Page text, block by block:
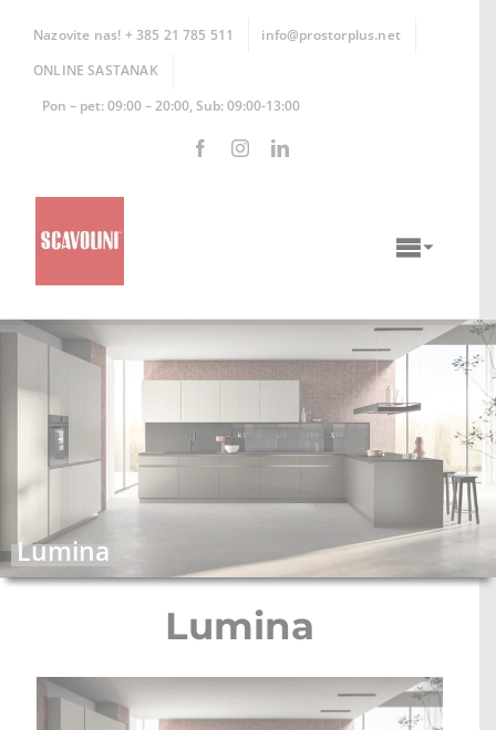
Nazovite nas! + 385 21 785 511
info@prostorplus.net
ONLINE SASTANAK
Pon – pet: 09:00 – 20:00, Sub: 09:00-13:00
Toggle
KUHINJE
KUPAONICE
DNEVNI BORAVCI
STOLOVI I STOLICE
MULTI-FUNKCIONALNI MODULI
KONTAKT
Lumina
Lumina